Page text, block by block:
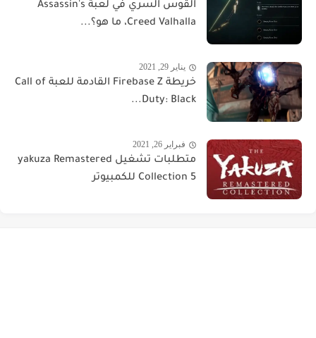
القوس السري في لعبة Assassin's
Creed Valhalla، ما هو؟...
يناير 29, 2021
خريطة Firebase Z القادمة للعبة Call of
Duty: Black...
فبراير 26, 2021
متطلبات تشغيل yakuza Remastered
Collection 5 للكمبيوتر